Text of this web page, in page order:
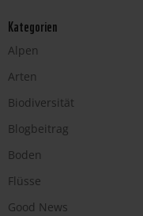
Kategorien
Alpen
Arten
Biodiversität
Blogbeitrag
Boden
Flüsse
Good News